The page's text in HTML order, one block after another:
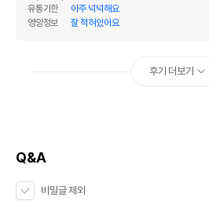
유통기한
아주 넉넉해요
영양정보
잘 적혀있어요
후기 더보기
Q&A
비밀글 제외